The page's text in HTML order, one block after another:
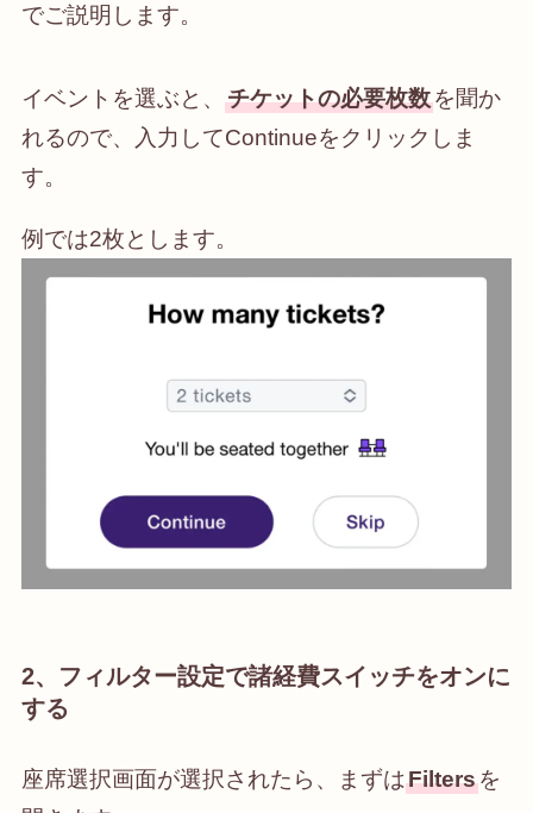
でご説明します。
イベントを選ぶと、 チケットの必要枚数を聞か
れるので、入力してContinueをクリックしま
す。
例では2枚とします。
2、フィルター設定で諸経費スイッチをオンに
する
座席選択画面が選択されたら、まずはFiltersを